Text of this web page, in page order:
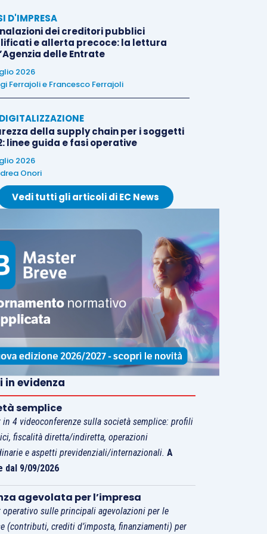
D'IMPRESA
dei creditori pubblici
e allerta precoce: la lettura
delle Entrate
2026
Ferrajolie Francesco Ferrajoli
della supply chain per i soggetti
linee guida e fasi operative
2026
Onori
Vedi tutti gli articoli di EC News
in evidenza
semplice
in 4 videoconferenze sulla società semplice: profili
fiscalità diretta/indiretta, operazioni
e aspetti previdenziali/internazionali.A
dal 9/09/2026
agevolata per l’impresa
operativo sulle principali agevolazioni per le
(contributi, crediti d’imposta, finanziamenti) per